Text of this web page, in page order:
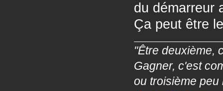
du démarreur
Ça peut être
"Être deuxième,
Gagner, c'est
ou troisième